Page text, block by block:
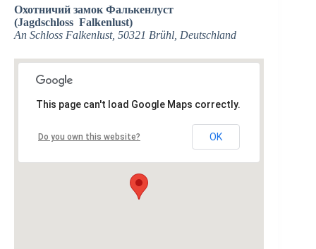
Охотничий замок Фалькенлуст
(Jagdschloss Falkenlust)
An Schloss Falkenlust, 50321 Brühl, Deutschland